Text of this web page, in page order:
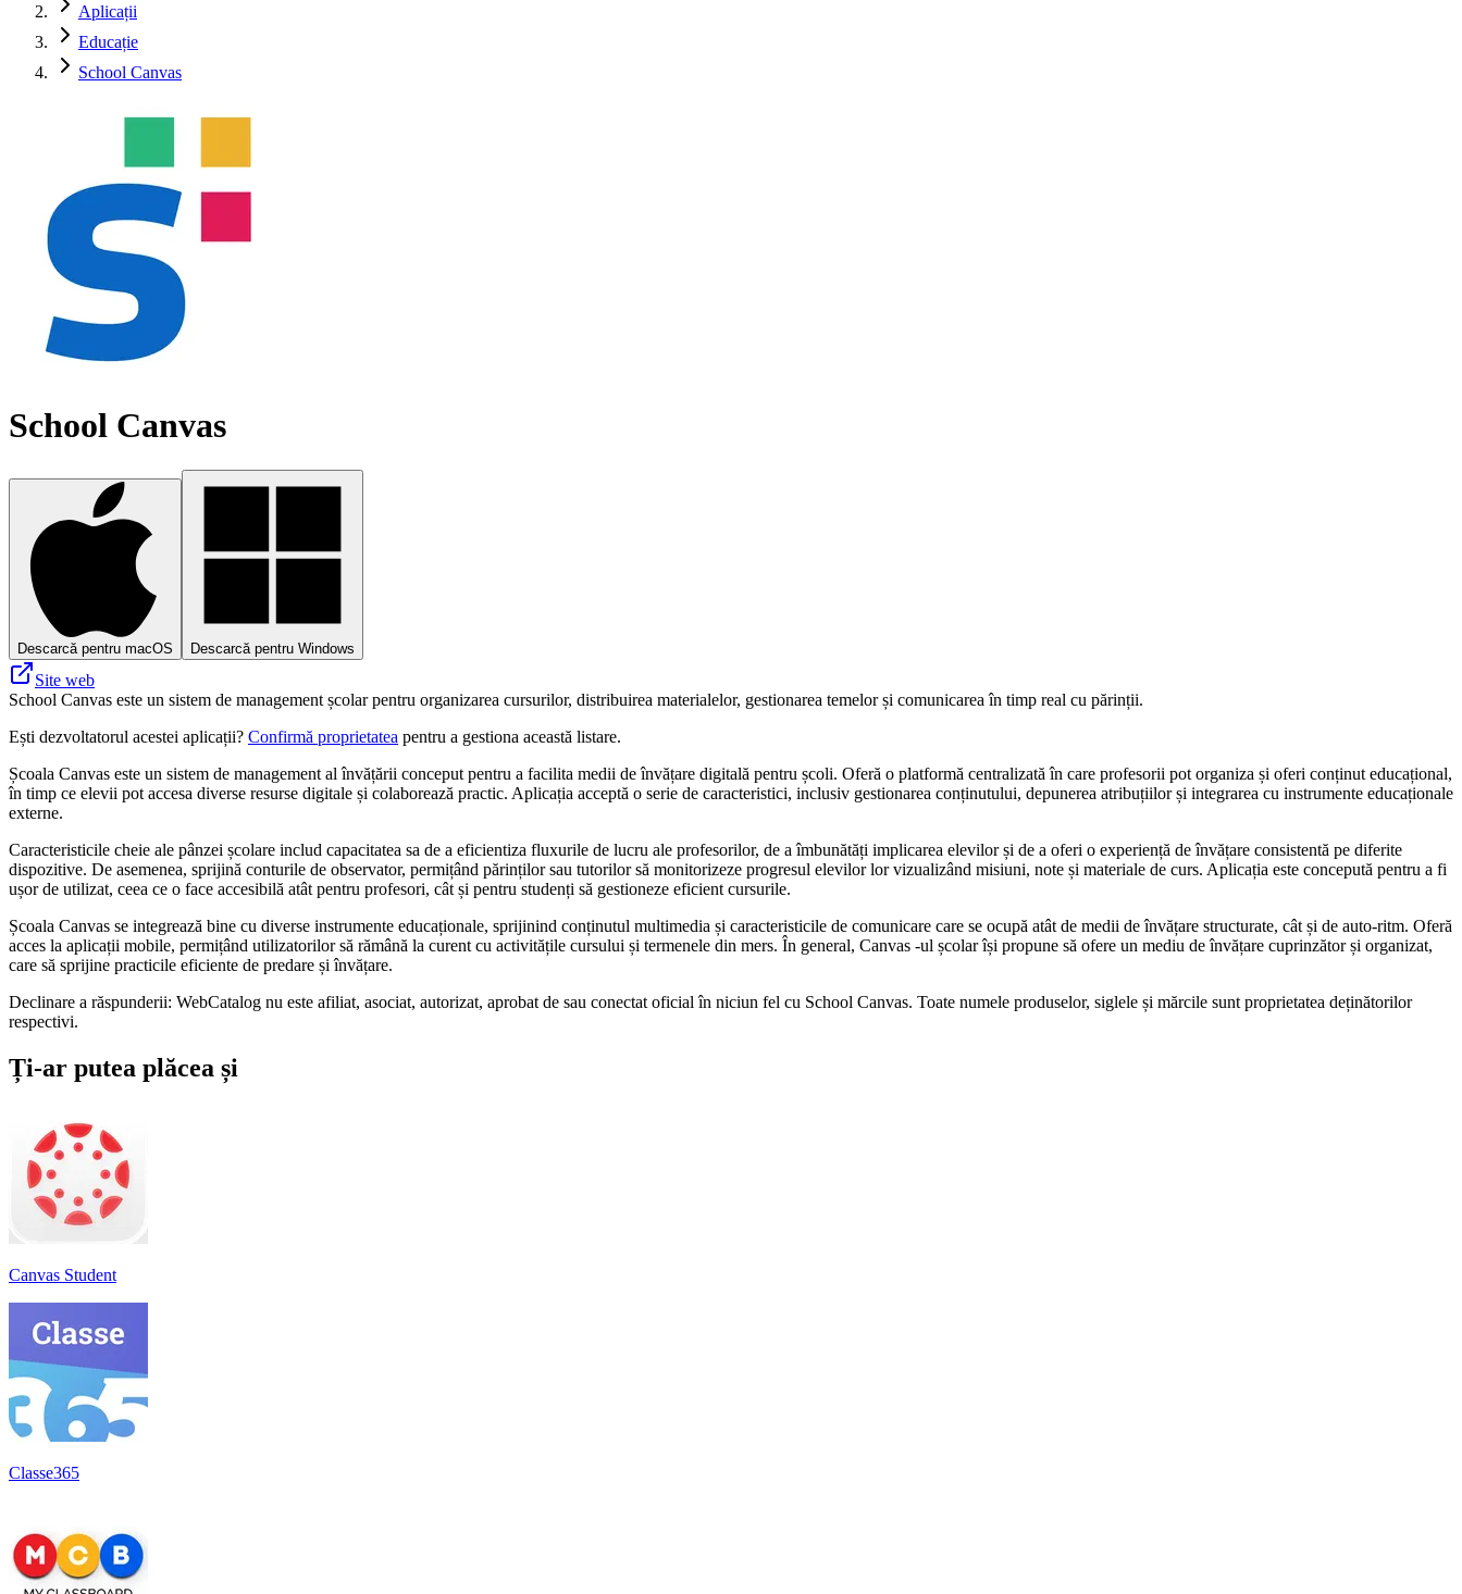
Aplicații
Educație
School Canvas
School Canvas
Descarcă pentru macOS Descarcă pentru Windows
Site web
School Canvas este un sistem de management școlar pentru organizarea cursurilor, distribuirea materialelor, gestionarea temelor și comunicarea în timp real cu părinții.
Ești dezvoltatorul acestei aplicații? Confirmă proprietatea pentru a gestiona această listare.
Școala Canvas este un sistem de management al învățării conceput pentru a facilita medii de învățare digitală pentru școli. Oferă o platformă centralizată în care profesorii pot organiza și oferi conținut educațional,
în timp ce elevii pot accesa diverse resurse digitale și colaborează practic. Aplicația acceptă o serie de caracteristici, inclusiv gestionarea conținutului, depunerea atribuțiilor și integrarea cu instrumente educaționale
externe.
Caracteristicile cheie ale pânzei școlare includ capacitatea sa de a eficientiza fluxurile de lucru ale profesorilor, de a îmbunătăți implicarea elevilor și de a oferi o experiență de învățare consistentă pe diferite
dispozitive. De asemenea, sprijină conturile de observator, permițând părinților sau tutorilor să monitorizeze progresul elevilor lor vizualizând misiuni, note și materiale de curs. Aplicația este concepută pentru a fi
ușor de utilizat, ceea ce o face accesibilă atât pentru profesori, cât și pentru studenți să gestioneze eficient cursurile.
Școala Canvas se integrează bine cu diverse instrumente educaționale, sprijinind conținutul multimedia și caracteristicile de comunicare care se ocupă atât de medii de învățare structurate, cât și de auto-ritm. Oferă
acces la aplicații mobile, permițând utilizatorilor să rămână la curent cu activitățile cursului și termenele din mers. În general, Canvas -ul școlar își propune să ofere un mediu de învățare cuprinzător și organizat,
care să sprijine practicile eficiente de predare și învățare.
Declinare a răspunderii: WebCatalog nu este afiliat, asociat, autorizat, aprobat de sau conectat oficial în niciun fel cu School Canvas. Toate numele produselor, siglele și mărcile sunt proprietatea deținătorilor
respectivi.
Ți-ar putea plăcea și
Canvas Student
Classe365